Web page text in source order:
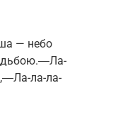
— небо
ла-ла-